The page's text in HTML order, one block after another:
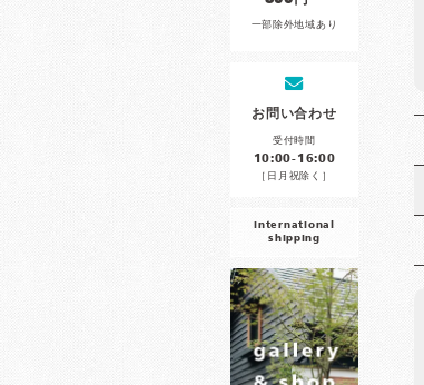
一部除外地域あり
お問い合わせ
受付時間
10:00-16:00
［日月祝除く］
international
shipping